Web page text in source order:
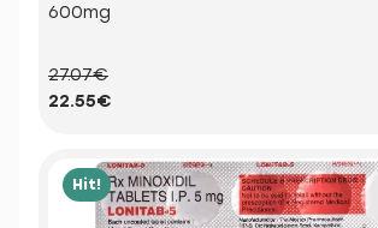
600mg
27.07€
22.55€
Hit!